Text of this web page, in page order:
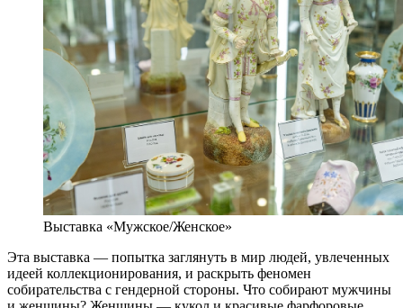
Выставка «Мужское/Женское»
Эта выставка — попытка заглянуть в мир людей, увлеченных
идеей коллекционирования, и раскрыть феномен
собирательства с гендерной стороны. Что собирают мужчины